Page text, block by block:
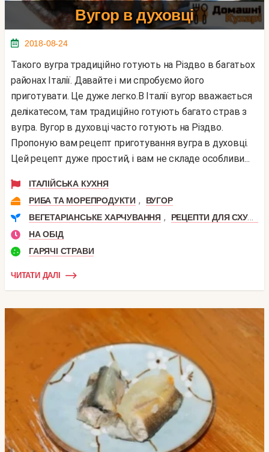
Вугор в духовці
2018-08-24
Такого вугра традиційно готують на Різдво в багатьох
районах Італії. Давайте і ми спробуємо його
приготувати. Це дуже легко.В Італії вугор вважається
делікатесом, там традиційно готують багато страв з
вугра. Вугор в духовці часто готують на Різдво.
Пропоную вам рецепт приготування вугра в духовці.
Цей рецепт дуже простий, і вам не складе особливи...
ІТАЛІЙСЬКА КУХНЯ
РИБА ТА МОРЕПРОДУКТИ ,
ВУГОР
ВЕГЕТАРІАНСЬКЕ ХАРЧУВАННЯ ,
РЕЦЕПТИ ДЛЯ СХУДНЕННЯ
НА ОБІД
ГАРЯЧІ СТРАВИ
ЧИТАТИ ДАЛІ